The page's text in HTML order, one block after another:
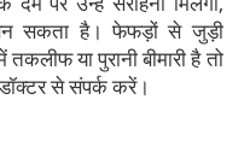
सकता है। फेफड़ों से जुड़ी
या पुरानी बीमारी है तो
से संपर्क करें।